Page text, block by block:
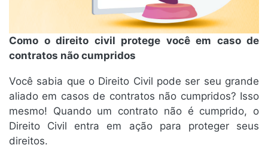
Como o direito civil protege você em caso de
contratos não cumpridos
Você sabia que o Direito Civil pode ser seu grande
aliado em casos de contratos não cumpridos? Isso
mesmo! Quando um contrato não é cumprido, o
Direito Civil entra em ação para proteger seus
direitos.